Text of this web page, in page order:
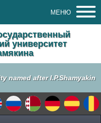
МЕНЮ
университет
named after I.P.Shamyakin